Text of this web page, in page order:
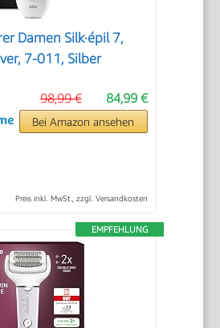
Damen Silk·épil 7,
7-011, Silber
84,99 €
98,99 €
Bei Amazon ansehen
Preis inkl. MwSt., zzgl. Versandkosten
EMPFEHLUNG